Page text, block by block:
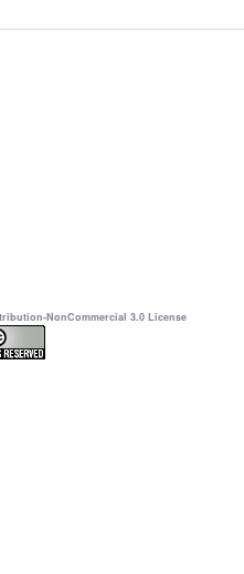
NonCommercial 3.0 License